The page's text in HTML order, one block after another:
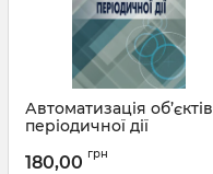
Автоматизація об’єктів
періодичної дії
180,00 грн